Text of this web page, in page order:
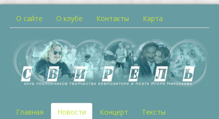
О сайте О клубе Контакты Карта
Главная Новости Концерт Тексты